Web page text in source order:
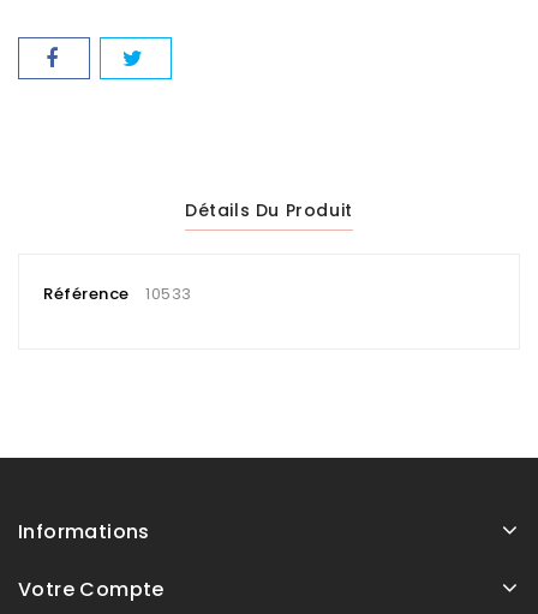
Détails Du Produit
Référence 10533
Informations
Votre Compte